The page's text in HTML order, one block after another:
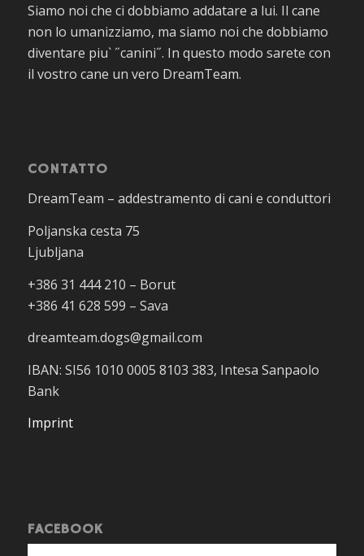
Siamo noi che ci dobbiamo addatare a lui. Il cane
non lo umanizziamo, ma siamo noi che dobbiamo
diventare piu` ˝canini˝. In questo modo sarete con
il vostro cane un vero DreamTeam.
CONTATTO
DreamTeam – addestramento di cani e conduttori
Poljanska cesta 75
Ljubljana
+386 31 444 210 – Borut
+386 41 628 599 – Sava
dreamteam.dogs@gmail.com
IBAN: SI56 1010 0005 8103 383, Intesa Sanpaolo
Bank
Imprint
FACEBOOK